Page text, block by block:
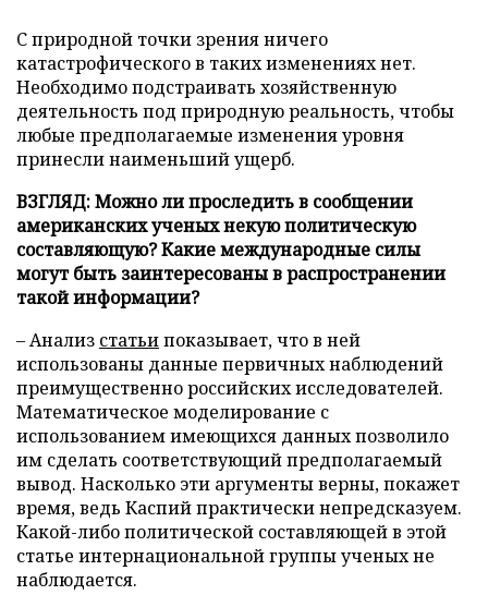
C природной точки зрения ничего
катастрофического в таких изменениях нет.
Необходимо подстраивать хозяйственную
деятельность под природную реальность, чтобы
любые предполагаемые изменения уровня
принесли наименьший ущерб.
ВЗГЛЯД: Можно ли проследить в сообщении
американских ученых некую политическую
составляющую? Какие международные силы
могут быть заинтересованы в распространении
такой информации?
– Анализ статьипоказывает, что в ней
использованы данные первичных наблюдений
преимущественно российских исследователей.
Математическое моделирование с
использованием имеющихся данных позволило
им сделать соответствующий предполагаемый
вывод. Насколько эти аргументы верны, покажет
время, ведь Каспий практически непредсказуем.
Какой-либо политической составляющей в этой
статье интернациональной группы ученых не
наблюдается.